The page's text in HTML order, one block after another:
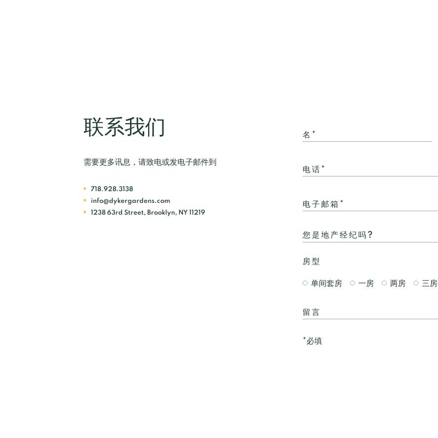
联系我们
需要更多讯息，请致电或发电子邮件到
718.928.3138
info@dykergardens.com
1238 63rd Street, Brooklyn, NY 11219
名*
电话*
电子邮箱*
房型
单间套房 一房 两房 三房
留言
*必填